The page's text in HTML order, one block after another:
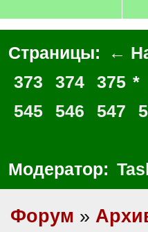
Страницы: ←
373
374 375 *
545
546 547
Модератор:
Форум »